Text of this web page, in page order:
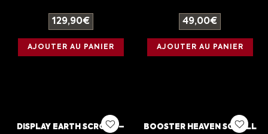
129,90€
AJOUTER AU PANIER
49,00€
AJOUTER AU PANIER
DISPLAY EARTH SCROLL –
BOOSTER HEAVEN SCROLL